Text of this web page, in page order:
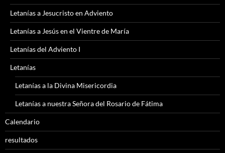
Letanías a Jesucristo en Adviento
Letanías a Jesús en el Vientre de María
Letanías del Adviento I
Letanías
Letanías a la Divina Misericordia
Letanías a nuestra Señora del Rosario de Fátima
Calendario
resultados